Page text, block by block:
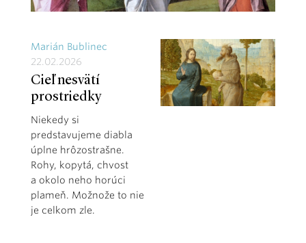
Marián Bublinec
22.02.2026
Cieľ nesvätí
prostriedky
Niekedy si
predstavujeme diabla
úplne hrôzostrašne.
Rohy, kopytá, chvost
a okolo neho horúci
plameň. Možnože to nie
je celkom zle.